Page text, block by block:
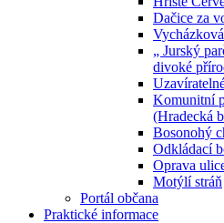
Dačice za
„ Jurský
divoké
Komunitní
(Hradecká
Bosonohý
Odkládací
Oprava
Motýlí stráň
Portál občana
Praktické informace